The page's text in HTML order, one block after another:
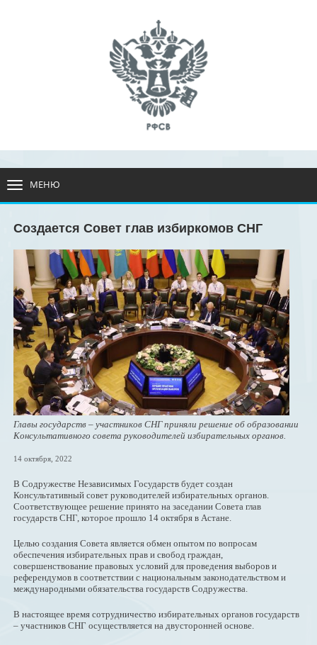
МЕНЮ
Создается Совет глав избиркомов СНГ
Главы государств – участников СНГ приняли решение об образовании
Консультативного совета руководителей избирательных органов.
14 октября, 2022
В Содружестве Независимых Государств будет создан
Консультативный совет руководителей избирательных органов.
Соответствующее решение принято на заседании Совета глав
государств СНГ, которое прошло 14 октября в Астане.
Целью создания Совета является обмен опытом по вопросам
обеспечения избирательных прав и свобод граждан,
совершенствование правовых условий для проведения выборов и
референдумов в соответствии с национальным законодательством и
международными обязательства государств Содружества.
В настоящее время сотрудничество избирательных органов государств
– участников СНГ осуществляется на двусторонней основе.